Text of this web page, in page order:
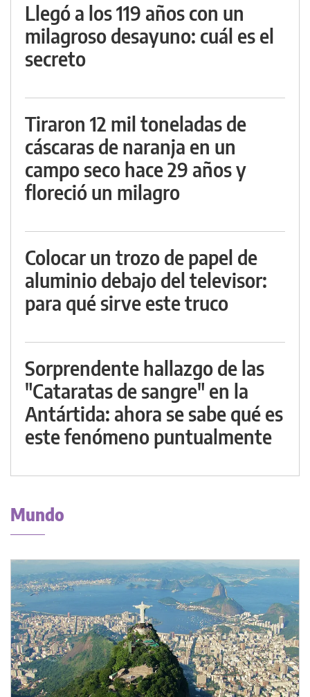
Llegó a los 119 años con un
milagroso desayuno: cuál es el
secreto
Tiraron 12 mil toneladas de
cáscaras de naranja en un
campo seco hace 29 años y
floreció un milagro
Colocar un trozo de papel de
aluminio debajo del televisor:
para qué sirve este truco
Sorprendente hallazgo de las
"Cataratas de sangre" en la
Antártida: ahora se sabe qué es
este fenómeno puntualmente
Mundo